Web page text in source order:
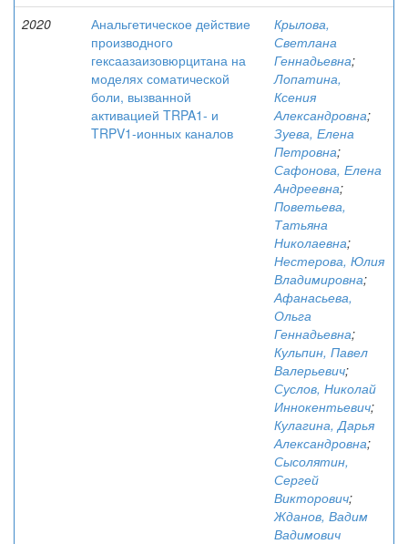
2020
Анальгетическое действие
производного
гексаазаизовюрцитана на
моделях соматической
боли, вызванной
активацией TRPA1- и
TRPV1-ионных каналов
Крылова,
Светлана
Геннадьевна;
Лопатина,
Ксения
Александровна;
Зуева, Елена
Петровна;
Сафонова, Елена
Андреевна;
Поветьева,
Татьяна
Николаевна;
Нестерова, Юлия
Владимировна;
Афанасьева,
Ольга
Геннадьевна;
Кульпин, Павел
Валерьевич;
Суслов, Николай
Иннокентьевич;
Кулагина, Дарья
Александровна;
Сысолятин,
Сергей
Викторович;
Жданов, Вадим
Вадимович